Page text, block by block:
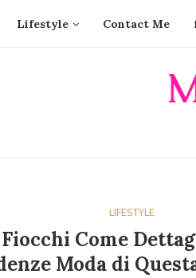
Lifestyle Contact Me
LIFESTYLE
Come
Moda di